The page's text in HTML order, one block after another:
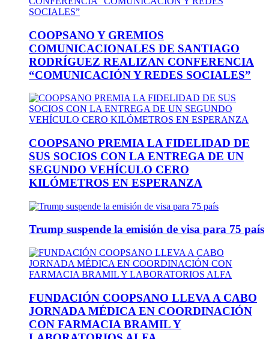
COOPSANO Y GREMIOS
COMUNICACIONALES DE SANTIAGO
RODRÍGUEZ REALIZAN CONFERENCIA
“COMUNICACIÓN Y REDES SOCIALES”
COOPSANO PREMIA LA FIDELIDAD DE
SUS SOCIOS CON LA ENTREGA DE UN
SEGUNDO VEHÍCULO CERO
KILÓMETROS EN ESPERANZA
Trump suspende la emisión de visa para 75 país
FUNDACIÓN COOPSANO LLEVA A CABO
JORNADA MÉDICA EN COORDINACIÓN
CON FARMACIA BRAMIL Y